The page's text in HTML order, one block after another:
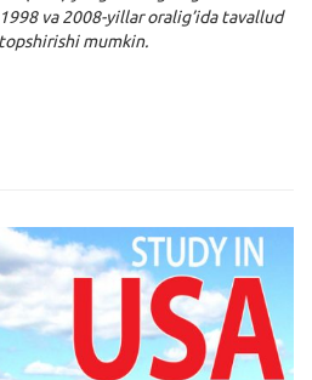
va 2008-yillar oralig’ida tavallud
mumkin.